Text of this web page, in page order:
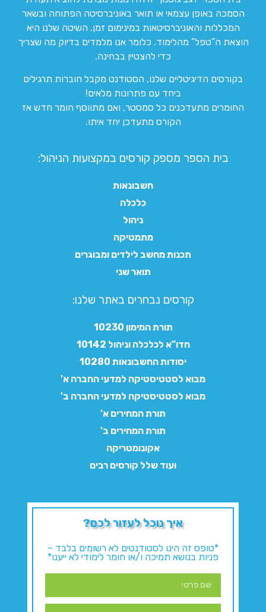
הסמכה באופן עצמאי או תואר באוניברסיטה הפתוחה ובשאר
המכללות והאוניברסיטאות במינימום זמן. השיטה שלנו היא
הוצאת ה”טפל” מהלימוד. כלומר אנו מלמדים בדיוק מה שצריך
כדי להצטיין בבחינה.
בקורסים הדיגיטליים שלנו, הסטודנט מקבל חוברות תרגילים
ביחד עם פתרונות מלאים!
החומרים מתעדכנים כל סמסטר, ואם מתווסף חומר חדש אז
הקורס מתעדכן יחד איתו.
בית הספר מספק קורסים במקצועות הניהול:
חשבונאות
כלכלה
ניהול
מתמטיקה
תכנות מחשב לילדים ומבוגרים
תואר שני
קורסים נבחרים באתר שלנו:​
תורת המימון 10230
חדו"א לכלכלה וניהול 10142
יסודות החשבונאות 10280
מבוא לסטטיסטיקה למדעי החברה א'
מבוא לסטטיסטיקה למדעי החברה ב'
תורת המחירים א'
תורת המחירים ב'
אקונומטריקה
ועוד שלל קורסים רבים
איך נוכל לעזור לכם?
*טופס זה הינו לסטודנטים לא רשומים בלבד –
פניות בנושא תמיכה ו/או חומר לימודי לא ייענו*